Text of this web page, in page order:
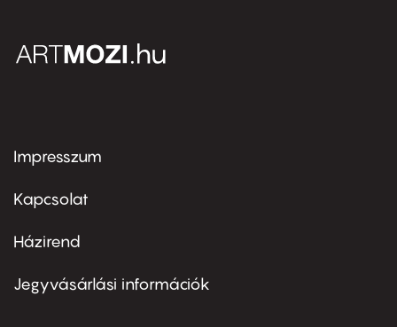
Footer
first
Impresszum
Kapcsolat
Footer
second
Házirend
Jegyvásárlási információk